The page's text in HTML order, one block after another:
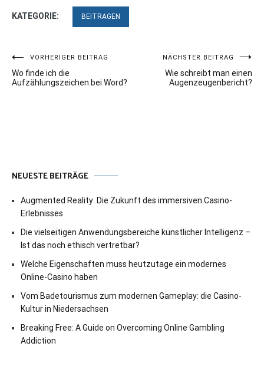
KATEGORIE: BEITRAGEN
Beitragsnavigation
VORHERIGER BEITRAG
Wo finde ich die
Aufzählungszeichen bei Word?
NÄCHSTER BEITRAG
Wie schreibt man einen
Augenzeugenbericht?
NEUESTE BEITRÄGE
Augmented Reality: Die Zukunft des immersiven Casino-
Erlebnisses
Die vielseitigen Anwendungsbereiche künstlicher Intelligenz –
Ist das noch ethisch vertretbar?
Welche Eigenschaften muss heutzutage ein modernes
Online-Casino haben
Vom Badetourismus zum modernen Gameplay: die Casino-
Kultur in Niedersachsen
Breaking Free: A Guide on Overcoming Online Gambling
Addiction